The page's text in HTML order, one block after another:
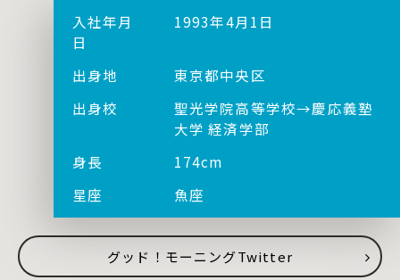
入社年月
日
1993年4月1日
出身地
東京都中央区
出身校
聖光学院高等学校→慶応義塾
大学 経済学部
身長
174cm
星座
魚座
グッド！モーニングTwitter